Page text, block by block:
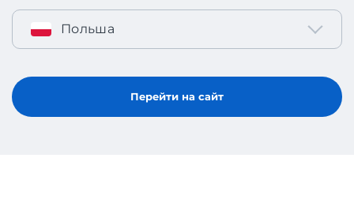
Польша
Перейти на сайт